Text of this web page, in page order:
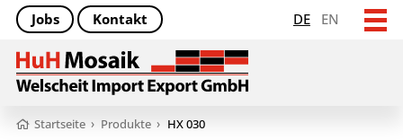
DE EN
Jobs Kontakt
Startseite › Produkte › HX 030